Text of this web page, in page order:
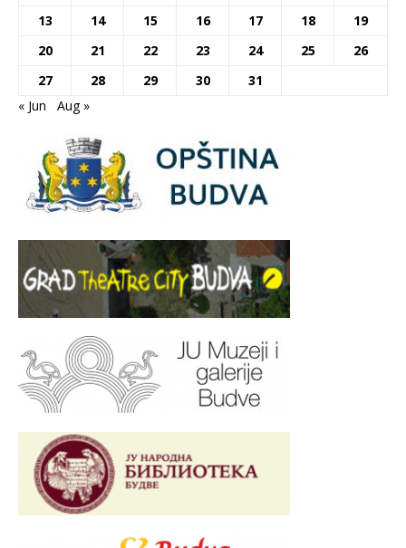
13
14 15 16 17 18
19
20
21 22 23 24 25
26
27
28 29 30
31
« Jun
Aug »